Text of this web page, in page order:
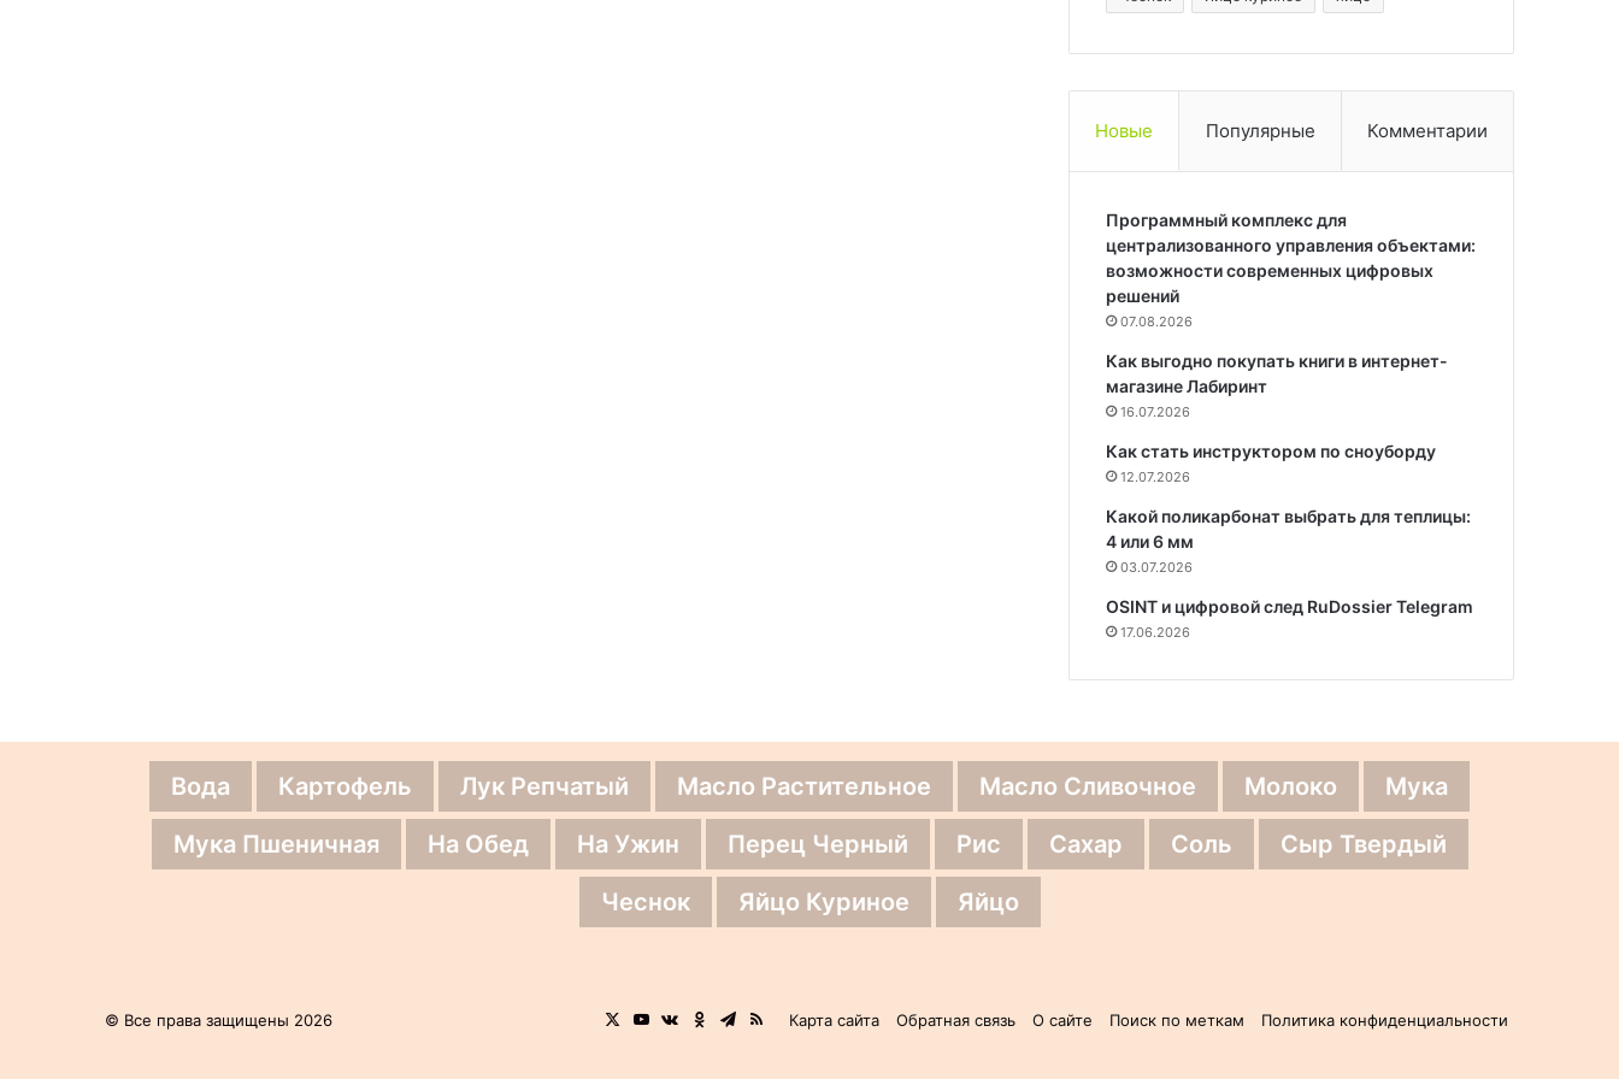
Новые Популярные Комментарии
Программный комплекс для
централизованного управления объектами:
возможности современных цифровых
решений
07.08.2026
Как выгодно покупать книги в интернет-
магазине Лабиринт
16.07.2026
Как стать инструктором по сноуборду
12.07.2026
Какой поликарбонат выбрать для теплицы:
4 или 6 мм
03.07.2026
OSINT и цифровой след RuDossier Telegram
17.06.2026
Вода Картофель Лук Репчатый Масло Растительное Масло Сливочное Молоко
Мука
Мука Пшеничная
На Обед На Ужин Перец Черный Рис Сахар Соль
Сыр Твердый
Чеснок
Яйцо Куриное Яйцо
© Все права защищены 2026 Карта сайта Обратная связь О сайте Поиск по меткам Политика конфиденциальности
X YouTubevk.comОдноклассники
Telegram
RSS